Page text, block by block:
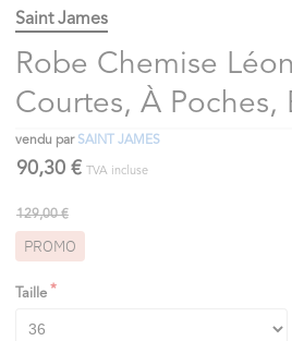
Saint James
Robe Chemise
Courtes, À Poches,
vendu par SAINT JAMES
90,30 € TVA incluse
129,00 €
PROMO
Taille